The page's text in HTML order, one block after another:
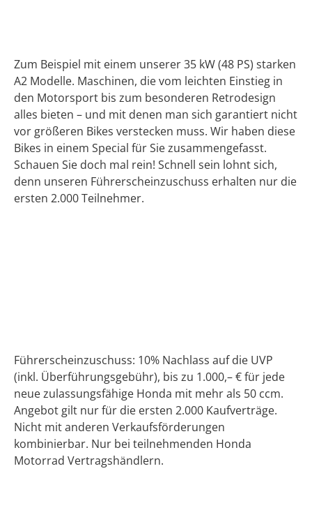
Zum Beispiel mit einem unserer 35 kW (48 PS) starken
A2 Modelle. Maschinen, die vom leichten Einstieg in
den Motorsport bis zum besonderen Retrodesign
alles bieten – und mit denen man sich garantiert nicht
vor größeren Bikes verstecken muss. Wir haben diese
Bikes in einem Special für Sie zusammengefasst.
Schauen Sie doch mal rein! Schnell sein lohnt sich,
denn unseren Führerscheinzuschuss erhalten nur die
ersten 2.000 Teilnehmer.
Führerscheinzuschuss: 10% Nachlass auf die UVP
(inkl. Überführungsgebühr), bis zu 1.000,– € für jede
neue zulassungsfähige Honda mit mehr als 50 ccm.
Angebot gilt nur für die ersten 2.000 Kaufverträge.
Nicht mit anderen Verkaufsförderungen
kombinierbar. Nur bei teilnehmenden Honda
Motorrad Vertragshändlern.